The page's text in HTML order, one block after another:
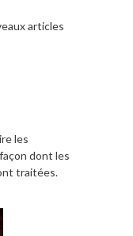
articles
les
dont les
traitées.